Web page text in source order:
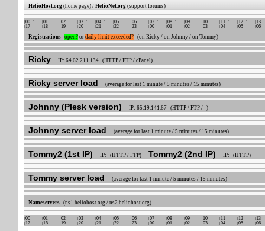
HelioHost.org (home page) / HelioNet.org (support forums)
Registrations open? or daily limit exceeded? (on Ricky / on Johnny / on Tommy)
Ricky IP: 64.62.211.134 (HTTP / FTP / cPanel)
Ricky server load (average for last 1 minute / 5 minutes / 15 minutes)
Johnny (Plesk version) IP: 65.19.141.67 (HTTP / FTP / )
Johnny server load (average for last 1 minute / 5 minutes / 15 minutes)
Tommy2 (1st IP) IP: (HTTP / FTP) Tommy2 (2nd IP) IP: (HTTP)
Tommy server load (average for last 1 minute / 5 minutes / 15 minutes)
Nameservers (ns1.heliohost.org / ns2.heliohost.org)
00 01 02 03 04 05 06 07 08 09 10 11 12
13
17
18 19 20 21 22 23 00 01 02 03 04 05 06
00 01 02 03 04 05 06 07 08 09 10 11 12
13
17
18 19 20 21 22 23 00 01 02 03 04 05 06